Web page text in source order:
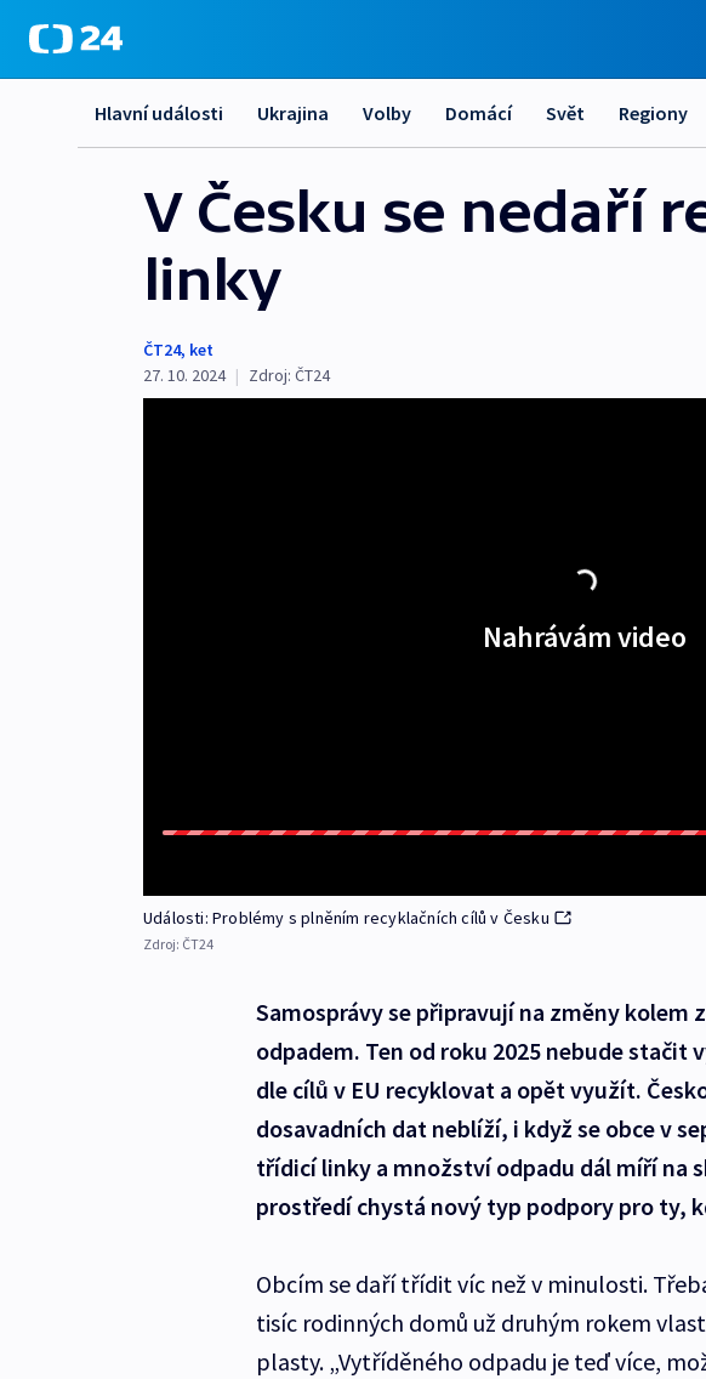
Hlavní události Ukrajina Volby Domácí Svět Regiony
V Česku se nedaří
linky
ČT24, ket
27. 10. 2024 | Zdroj: ČT24
Nahrávám video
Události: Problémy s plněním recyklačních cílů v Česku
Zdroj: ČT24
Samosprávy se připravují na změny kolem
odpadem. Ten od roku 2025 nebude stačit
dle cílů v EU recyklovat a opět využít.
dosavadních dat neblíží, i když se obce v
třídicí linky a množství odpadu dál míří na
prostředí chystá nový typ podpory pro ty,
Obcím se daří třídit víc než v minulosti.
tisíc rodinných domů už druhým rokem
plasty. „Vytříděného odpadu je teď více,